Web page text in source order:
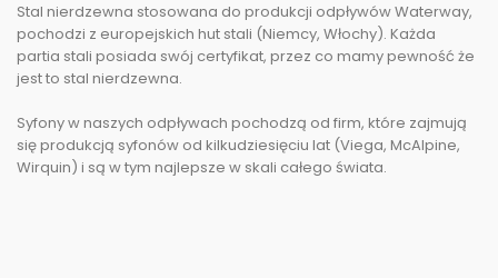
Stal nierdzewna stosowana do produkcji odpływów Waterway,
pochodzi z europejskich hut stali (Niemcy, Włochy). Każda
partia stali posiada swój certyfikat, przez co mamy pewność że
jest to stal nierdzewna.
Syfony w naszych odpływach pochodzą od firm, które zajmują
się produkcją syfonów od kilkudziesięciu lat (Viega, McAlpine,
Wirquin) i są w tym najlepsze w skali całego świata.